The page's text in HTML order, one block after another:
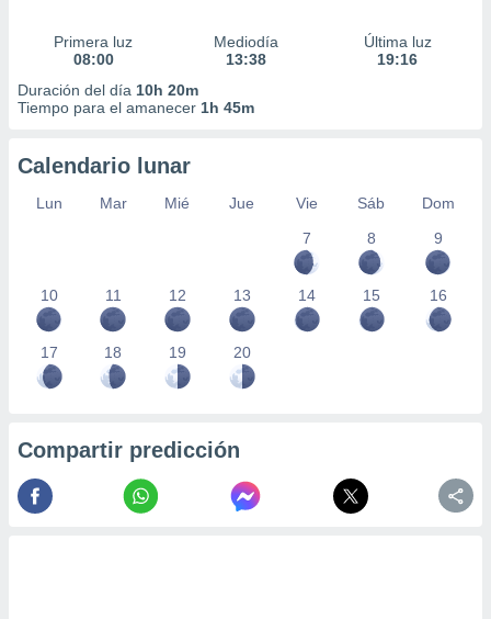
Primera luz
08:00
Mediodía
13:38
Última luz
19:16
Duración del día 10h 20m
Tiempo para el amanecer 1h 45m
Calendario lunar
Lun Mar Mié Jue Vie Sáb
Dom
7
8 9
10 11 12 13 14 15 16
17 18 19 20
Compartir predicción